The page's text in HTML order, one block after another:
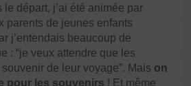
le départ, j’ai été animée par
parents de jeunes enfants
j’entendais beaucoup de
: “je veux attendre que les
de leur voyage”. Mais on
pour les souvenirs ! Et même